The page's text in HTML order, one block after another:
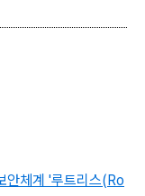
안체계 '루트리스(Ro